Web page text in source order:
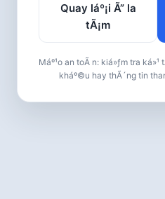
Quay láº¡i Ã” la
tÃ¡m
Máº¹o an toÃ n: kiá»ƒm tra ká»¹
kháº©u hay thÃ´ng tin